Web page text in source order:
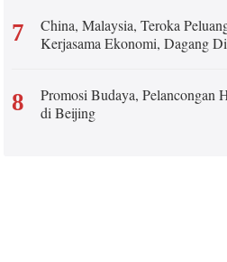
Ελληνικά
Tiếng Việt
7
China, Malaysia, Teroka
Kerjasama Ekonomi, Dagang
8
Promosi Budaya, Pelancongan
di Beijing